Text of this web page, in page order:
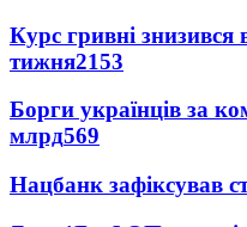
Курс гривні знизився
тижня2153
Борги українців за
млрд569
Нацбанк зафіксував